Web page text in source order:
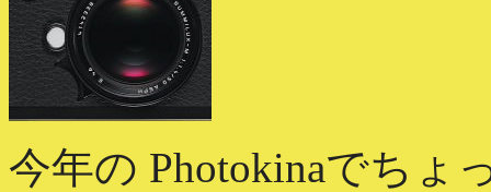
今年の Photokinaでちょ